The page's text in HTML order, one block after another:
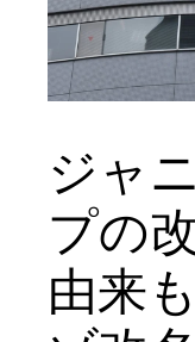
ジャ
プの
由来